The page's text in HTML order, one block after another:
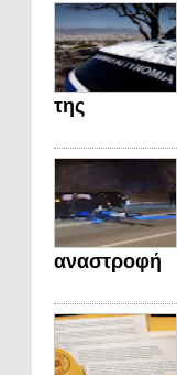
της
αναστροφή